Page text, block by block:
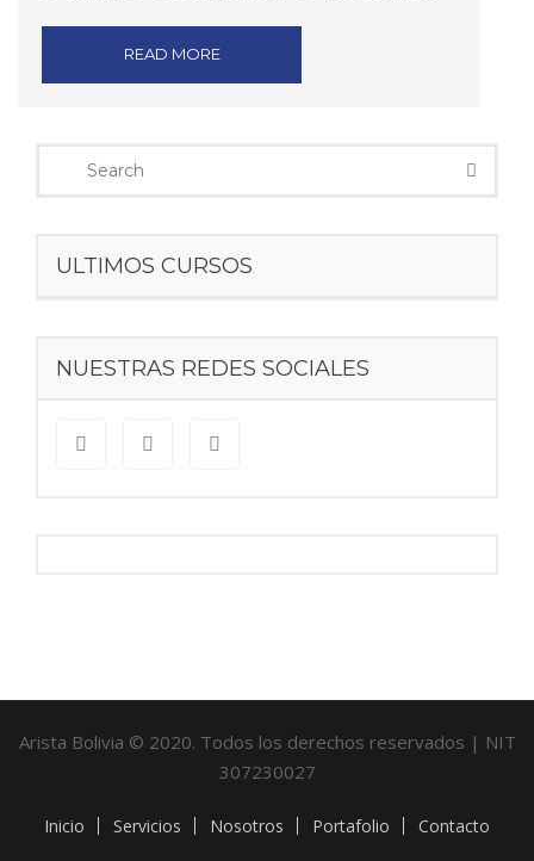
READ MORE
ULTIMOS CURSOS
NUESTRAS REDES SOCIALES
Arista Bolivia © 2020. Todos los derechos reservados | NIT
307230027
Inicio Servicios Nosotros Portafolio Contacto